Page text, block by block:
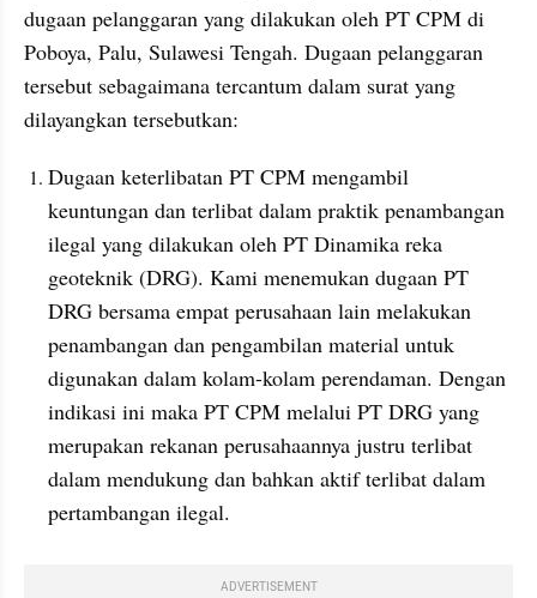
dugaan pelanggaran yang dilakukan oleh PT CPM di
Poboya, Palu, Sulawesi Tengah. Dugaan pelanggaran
tersebut sebagaimana tercantum dalam surat yang
dilayangkan tersebutkan:
Dugaan keterlibatan PT CPM mengambil
keuntungan dan terlibat dalam praktik penambangan
ilegal yang dilakukan oleh PT Dinamika reka
geoteknik (DRG). Kami menemukan dugaan PT
DRG bersama empat perusahaan lain melakukan
penambangan dan pengambilan material untuk
digunakan dalam kolam-kolam perendaman. Dengan
indikasi ini maka PT CPM melalui PT DRG yang
merupakan rekanan perusahaannya justru terlibat
dalam mendukung dan bahkan aktif terlibat dalam
pertambangan ilegal.
ADVERTISEMENT